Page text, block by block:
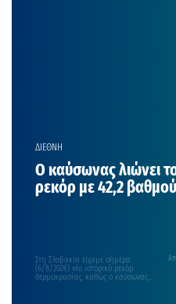
ΔΙΕΘΝΗ
Ο καύσωνας λιώνει
ρεκόρ με 42,2
Στη Σλοβακία είχαμε σήμερα
(6/8/2026) νέο ιστορικό ρεκόρ
θερμοκρασίας, καθώς ο καύσωνας